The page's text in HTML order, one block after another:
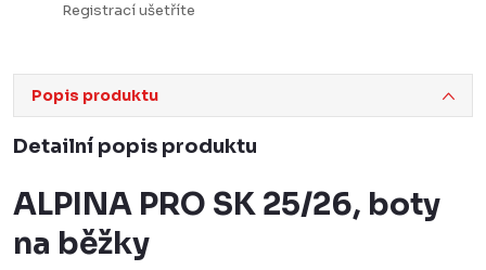
Registrací ušetříte
Popis produktu
Detailní popis produktu
ALPINA PRO SK 25/26, boty
na běžky